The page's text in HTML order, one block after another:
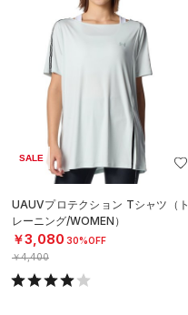
SALE
UAUVプロテクション Tシャツ（ト
レーニング/WOMEN）
￥3,080 30%OFF
￥4,400